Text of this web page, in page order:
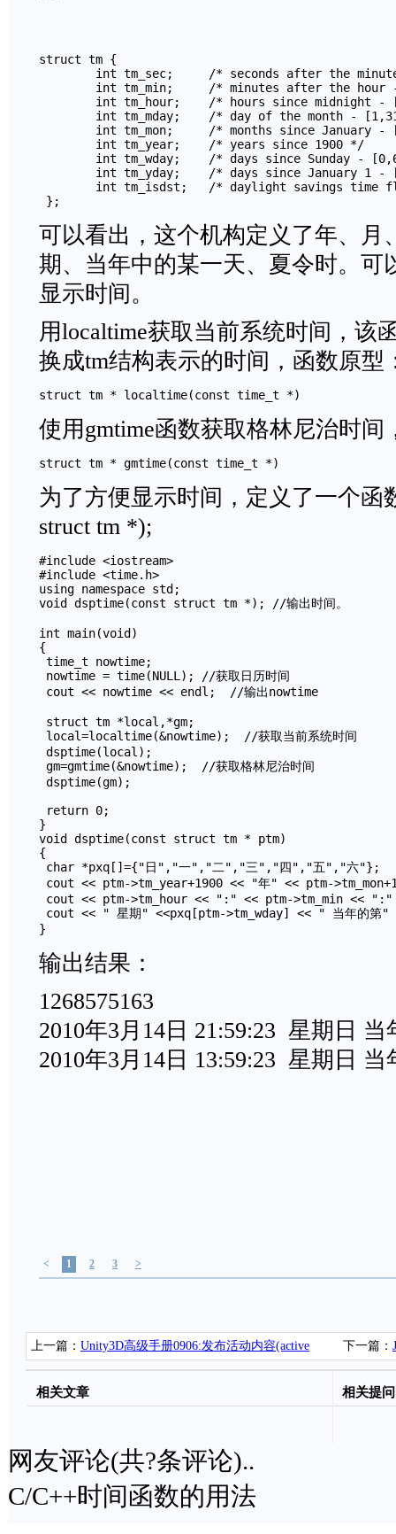
struct tm {
int tm_sec;     /* seconds after the
int tm_min;     /* minutes after the hour
int tm_hour;    /* hours since midnight -
int tm_mday;    /* day of the month -
int tm_mon;     /* months since January -
        int tm_year;    /* years since 1900 */
int tm_wday;    /* days since Sunday -
int tm_yday;    /* days since January 1 -
int tm_isdst;   /* daylight savings time
};
可以看出，这个机构定义了年、月
期、当年中的某一天、夏令时。可
显示时间。
用localtime获取当前系统时间，该
换成tm结构表示的时间，函数原型
struct tm * localtime(const time_t *)
使用gmtime函数获取格林尼治时间
struct tm * gmtime(const time_t *)
为了方便显示时间，定义了一个函
struct tm *);
#include <iostream>
#include <time.h>
using namespace std;
void dsptime(const struct tm *); //输出时间。
int main(void)
{
time_t nowtime;
nowtime = time(NULL); //获取日历时间
cout << nowtime << endl;  //输出nowtime
struct tm *local,*gm;
local=localtime(&nowtime);  //获取当前系统时间
dsptime(local);
gm=gmtime(&nowtime);  //获取格林尼治时间
dsptime(gm);
return 0;
}
void dsptime(const struct tm * ptm)
{
char *pxq[]={"日","一","二","三","四","五","六"};
cout << ptm->tm_year+1900 << "年" << ptm-
cout << ptm->tm_hour << ":" << ptm->tm_min <<
cout << " 星期" <<pxq[ptm->tm_wday] << " 当年的
输出结果：
1268575163
2010年3月14日 21:59:23 星期日 当
2010年3月14日 13:59:23 星期日 当
< 1 2 3 >
上一篇： Unity3D高级手册0906:发布活动内容(active
content)
下一篇：
联系
相关文章 相关提问
网友评论(共?条评论)..
C/C++时间函数的用法